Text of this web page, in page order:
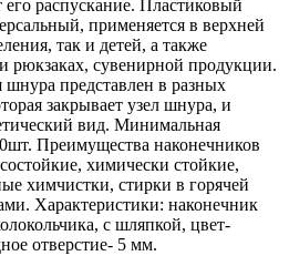
распускание. Пластиковый
применяется в верхней
так и детей, а также
рюкзаках, сувенирной продукции.
представлен в разных
закрывает узел шнура, и
вид. Минимальная
Преимущества наконечников
химически стойкие,
химчистки, стирки в горячей
Характеристики: наконечник
с шляпкой, цвет-
отверстие- 5 мм.